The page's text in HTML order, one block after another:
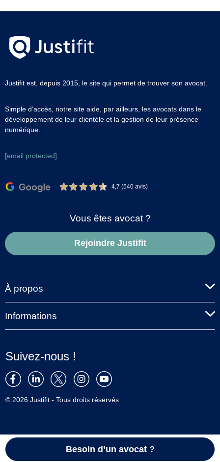
Besoin d’un avocat ?
Justifit est, depuis 2015, le site qui permet de trouver son avocat.
Simple d’accès, notre site aide, par ailleurs, les avocats dans le
développement de leur clientèle et la gestion de leur présence
numérique.
[email protected]
4,7 (540 avis)
Vous êtes avocat ?
Rejoindre Justifit
À propos
Informations
Suivez-nous !
© 2026 Justifit - Tous droits réservés